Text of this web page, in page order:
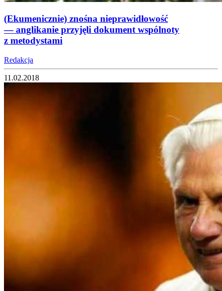
(Ekumenicznie) znośna nieprawidłowość
— anglikanie przyjęli dokument wspólnoty
z metodystami
Redakcja
11.02.2018